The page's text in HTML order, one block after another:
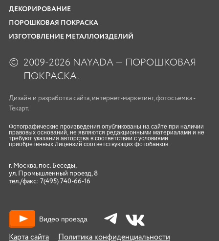
ДЕКОРИРОВАНИЕ
ПОРОШКОВАЯ ПОКРАСКА
ИЗГОТОВЛЕНИЕ МЕТАЛЛОИЗДЕЛИЙ
© 2009-2026 NAYADA — ПОРОШКОВАЯ
ПОКРАСКА.
Дизайн и разработка сайта, интернет-маркетинг,фотосъемка -
Текарт.
Фотографические произведения опубликованы на сайте при наличии
правовых оснований, не являются редакционными материалами и не
требуют указания авторства в соответствии с условиями
приобретенных Лицензий соответствующих фотобанков.
г. Москва, пос. Беседы,
ул. Промышленный проезд, 8
тел./факс: 7(495) 740-66-16
Карта сайта Политика конфиденциальности
Видео проезда